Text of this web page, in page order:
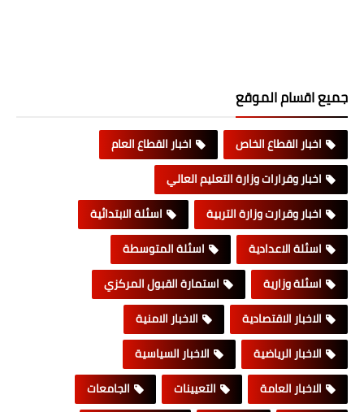
جميع اقسام الموقع
اخبار القطاع الخاص
اخبار القطاع العام
اخبار وقرارات وزارة التعليم العالي
اخبار وقرارت وزارة التربية
اسئلة الابتدائية
اسئلة الاعدادية
اسئلة المتوسطة
اسئلة وزارية
استمارة القبول المركزي
الاخبار الاقتصادية
الاخبار الامنية
الاخبار الرياضية
الاخبار السياسية
الاخبار العامة
التعيينات
الجامعات